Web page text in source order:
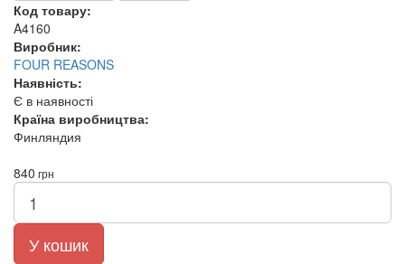
Код товару:
A4160
Виробник:
FOUR REASONS
Наявність:
Є в наявності
Країна виробництва:
Финляндия
840 грн
У кошик